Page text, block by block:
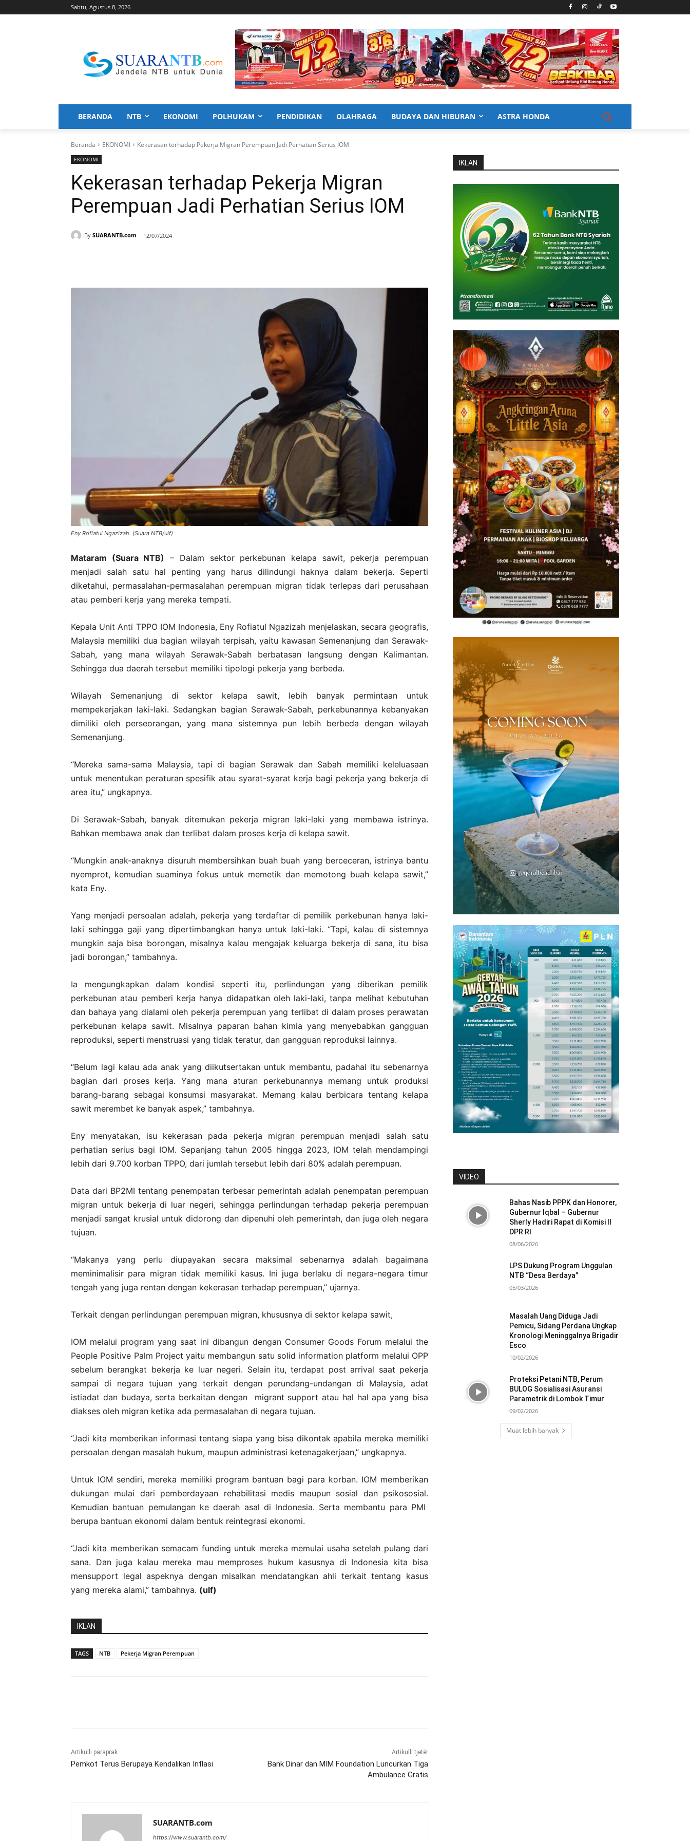
Sabtu, Agustus 8, 2026
BERANDA NTB EKONOMI POLHUKAM PENDIDIKAN OLAHRAGA BUDAYA DAN HIBURAN ASTRA HONDA
Beranda EKONOMI Kekerasan terhadap Pekerja Migran Perempuan Jadi Perhatian Serius IOM
EKONOMI
Kekerasan terhadap Pekerja Migran
Perempuan Jadi Perhatian Serius IOM
By SUARANTB.com 12/07/2024
Eny Rofiatul Ngazizah. (Suara NTB/ulf)
Mataram (Suara NTB)
– Dalam sektor perkebunan kelapa sawit, pekerja perempuan
menjadi salah satu hal penting yang harus dilindungi haknya dalam bekerja. Seperti
diketahui, permasalahan-permasalahan perempuan migran tidak terlepas dari perusahaan
atau pemberi kerja yang mereka tempati.
Kepala Unit Anti TPPO IOM Indonesia, Eny Rofiatul Ngazizah menjelaskan, secara geografis,
Malaysia memiliki dua bagian wilayah terpisah, yaitu kawasan Semenanjung dan Serawak-
Sabah, yang mana wilayah Serawak-Sabah berbatasan langsung dengan Kalimantan.
Sehingga dua daerah tersebut memiliki tipologi pekerja yang berbeda.
Wilayah Semenanjung di sektor kelapa sawit, lebih banyak permintaan untuk
mempekerjakan laki-laki. Sedangkan bagian Serawak-Sabah, perkebunannya kebanyakan
dimiliki oleh perseorangan, yang mana sistemnya pun lebih berbeda dengan wilayah
Semenanjung.
“Mereka sama-sama Malaysia, tapi di bagian Serawak dan Sabah memiliki keleluasaan
untuk menentukan peraturan spesifik atau syarat-syarat kerja bagi pekerja yang bekerja di
area itu,” ungkapnya.
Di Serawak-Sabah, banyak ditemukan pekerja migran laki-laki yang membawa istrinya.
Bahkan membawa anak dan terlibat dalam proses kerja di kelapa sawit.
“Mungkin anak-anaknya disuruh membersihkan buah buah yang berceceran, istrinya bantu
nyemprot, kemudian suaminya fokus untuk memetik dan memotong buah kelapa sawit,”
kata Eny.
Yang menjadi persoalan adalah, pekerja yang terdaftar di pemilik perkebunan hanya laki-
laki sehingga gaji yang dipertimbangkan hanya untuk laki-laki. “Tapi, kalau di sistemnya
mungkin saja bisa borongan, misalnya kalau mengajak keluarga bekerja di sana, itu bisa
jadi borongan,” tambahnya.
Ia mengungkapkan dalam kondisi seperti itu, perlindungan yang diberikan pemilik
perkebunan atau pemberi kerja hanya didapatkan oleh laki-laki, tanpa melihat kebutuhan
dan bahaya yang dialami oleh pekerja perempuan yang terlibat di dalam proses perawatan
perkebunan kelapa sawit. Misalnya paparan bahan kimia yang menyebabkan gangguan
reproduksi, seperti menstruasi yang tidak teratur, dan gangguan reproduksi lainnya.
“Belum lagi kalau ada anak yang diikutsertakan untuk membantu, padahal itu sebenarnya
bagian dari proses kerja. Yang mana aturan perkebunannya memang untuk produksi
barang-barang sebagai konsumsi masyarakat. Memang kalau berbicara tentang kelapa
sawit merembet ke banyak aspek,” tambahnya.
Eny menyatakan, isu kekerasan pada pekerja migran perempuan menjadi salah satu
perhatian serius bagi IOM. Sepanjang tahun 2005 hingga 2023, IOM telah mendampingi
lebih dari 9.700 korban TPPO, dari jumlah tersebut lebih dari 80% adalah perempuan.
Data dari BP2MI tentang penempatan terbesar pemerintah adalah penempatan perempuan
migran untuk bekerja di luar negeri, sehingga perlindungan terhadap pekerja perempuan
menjadi sangat krusial untuk didorong dan dipenuhi oleh pemerintah, dan juga oleh negara
tujuan.
“Makanya yang perlu diupayakan secara maksimal sebenarnya adalah bagaimana
meminimalisir para migran tidak memiliki kasus. Ini juga berlaku di negara-negara timur
tengah yang juga rentan dengan kekerasan terhadap perempuan,” ujarnya.
Terkait dengan perlindungan perempuan migran, khususnya di sektor kelapa sawit,
IOM melalui program yang saat ini dibangun dengan Consumer Goods Forum melalui the
People Positive Palm Project yaitu membangun satu solid information platform melalui OPP
sebelum berangkat bekerja ke luar negeri. Selain itu, terdapat post arrival saat pekerja
sampai di negara tujuan yang terkait dengan perundang-undangan di Malaysia, adat
istiadat dan budaya, serta berkaitan dengan migrant support atau hal hal apa yang bisa
diakses oleh migran ketika ada permasalahan di negara tujuan.
“Jadi kita memberikan informasi tentang siapa yang bisa dikontak apabila mereka memiliki
persoalan dengan masalah hukum, maupun administrasi ketenagakerjaan,” ungkapnya.
Untuk IOM sendiri, mereka memiliki program bantuan bagi para korban. IOM memberikan
dukungan mulai dari pemberdayaan rehabilitasi medis maupun sosial dan psikososial.
Kemudian bantuan pemulangan ke daerah asal di Indonesia. Serta membantu para PMI
berupa bantuan ekonomi dalam bentuk reintegrasi ekonomi.
“Jadi kita memberikan semacam funding untuk mereka memulai usaha setelah pulang dari
sana. Dan juga kalau mereka mau memproses hukum kasusnya di Indonesia kita bisa
mensupport legal aspeknya dengan misalkan mendatangkan ahli terkait tentang kasus
yang mereka alami,” tambahnya. (ulf)
IKLAN
TAGS NTB Pekerja Migran Perempuan
Artikulli paraprak
Pemkot Terus Berupaya Kendalikan Inflasi
Artikulli tjetër
Bank Dinar dan MIM Foundation Luncurkan Tiga
Ambulance Gratis
SUARANTB.com
https://www.suarantb.com/
IKLAN
VIDEO
Bahas Nasib PPPK dan Honorer,
Gubernur Iqbal – Gubernur
Sherly Hadiri Rapat di Komisi II
DPR RI
08/06/2026
LPS Dukung Program Unggulan
NTB “Desa Berdaya”
05/03/2026
Masalah Uang Diduga Jadi
Pemicu, Sidang Perdana Ungkap
Kronologi Meninggalnya Brigadir
Esco
10/02/2026
Proteksi Petani NTB, Perum
BULOG Sosialisasi Asuransi
Parametrik di Lombok Timur
09/02/2026
Muat lebih banyak